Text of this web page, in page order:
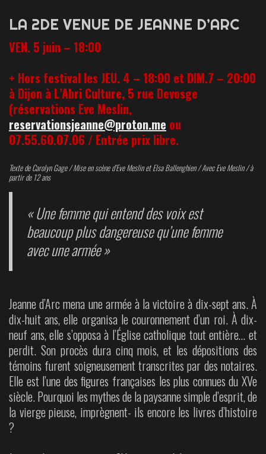
LA 2DE VENUE DE JEANNE D’ARC
VEN. 5 juin – 18:00
+ Hors festival les JEU. 4 – 18:00 et DIM.7 – 20:00
à Dijon à L’Abri Culture, 5 rue Devosge
(réservations Eve Meslin,
reservationsjeanne@proton.me ou
07.55.60.07.06 / Entrée prix libre.
Texte de Carolyn Gage / Mise en scène d’Eve Meslinet Elsa Ballenghien/ Avec Eve Meslin / à
partir de 12 ans
« Une femme qui entend des voix est
beaucoup plus dangereuse qu’une femme
avec une armée »
Jeanne d’Arc mena une armée à la victoire à dix-sept ans. À
dix-huit ans, elle organisa le couronnement d’un roi. À dix-
neuf ans, elle s’opposa à l’Église catholique tout entière… et
perdit. Son procès dura cinq mois, et les dépositions des
témoins furent soigneusement transcrites par des notaires.
Elle est l’une des figures françaises les plus connues du XVe
siècle. Pourquoi les mythes de la paysanne simple d’esprit, de
la vierge pieuse, imprègnent- ils encore les livres d’histoire
?